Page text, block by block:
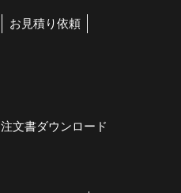
お見積り依頼
注文書ダウンロード